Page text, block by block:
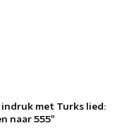
met Turks lied:
naar 555”